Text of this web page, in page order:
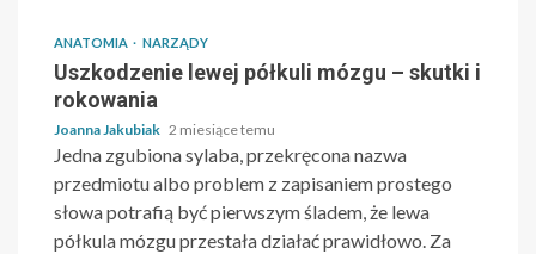
ANATOMIA NARZĄDY
Uszkodzenie lewej półkuli mózgu – skutki i
rokowania
Joanna Jakubiak 2 miesiące temu
Jedna zgubiona sylaba, przekręcona nazwa
przedmiotu albo problem z zapisaniem prostego
słowa potrafią być pierwszym śladem, że lewa
półkula mózgu przestała działać prawidłowo. Za